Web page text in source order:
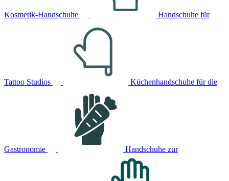
Kosmetik-Handschuhe Handschuhe für
Tattoo Studios Küchenhandschuhe für die
Gastronomie Handschuhe zur